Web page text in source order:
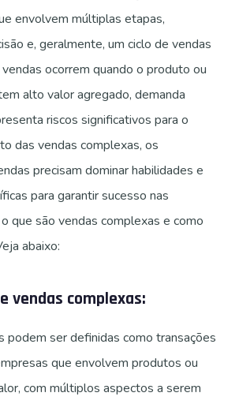
envolvem múltiplas etapas,
e, geralmente, um ciclo de vendas
ocorrem quando o produto ou
alto valor agregado, demanda
riscos significativos para o
das vendas complexas, os
precisam dominar habilidades e
para garantir sucesso nas
que são vendas complexas e como
abaixo:
vendas complexas:
podem ser definidas como transações
que envolvem produtos ou
com múltiplos aspectos a serem